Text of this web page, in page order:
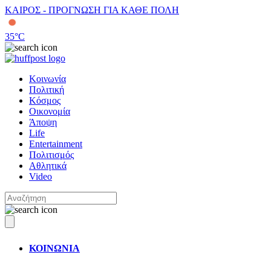
ΚΑΙΡΟΣ - ΠΡΟΓΝΩΣΗ ΓΙΑ ΚΑΘΕ ΠΟΛΗ
35°C
Κοινωνία
Πολιτική
Κόσμος
Οικονομία
Άποψη
Life
Entertainment
Πολιτισμός
Αθλητικά
Video
ΚΟΙΝΩΝΙΑ